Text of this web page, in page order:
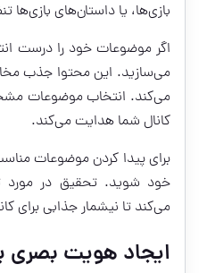
بازی‌ها، یا داستان‌های بازی‌ها
اگر موضوعات خود را درست
می‌سازید. این محتوا جذب
می‌کند. انتخاب موضوعات
کانال شما هدایت می‌کند.
برای پیدا کردن موضوعات
خود شوید. تحقیق در
می‌کند تا نیشمار جذابی برای
ایجاد هویت بصری